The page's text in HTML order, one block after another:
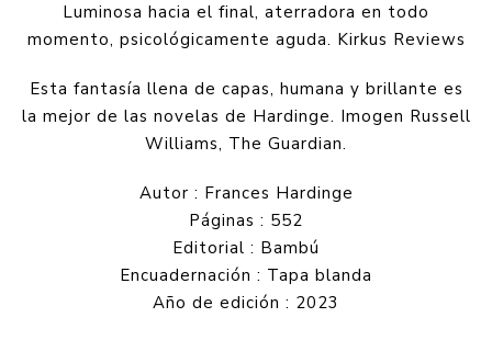
Luminosa hacia el final, aterradora en todo
momento, psicológicamente aguda. Kirkus Reviews
Esta fantasía llena de capas, humana y brillante es
la mejor de las novelas de Hardinge. Imogen Russell
Williams, The Guardian.
Autor : Frances Hardinge
Páginas : 552
Editorial : Bambú
Encuadernación : Tapa blanda
Año de edición : 2023